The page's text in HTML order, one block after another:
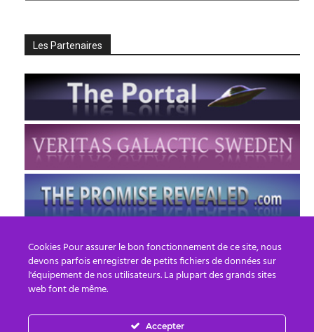
Les Partenaires
Cookies Pour assurer le bon fonctionnement de ce site, nous
devons parfois enregistrer de petits fichiers de données sur
l'équipement de nos utilisateurs. La plupart des grands sites
web font de même.
Accepter